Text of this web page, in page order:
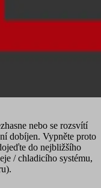
nebo se rozsvítí
dobíjen. Vypněte proto
do nejbližšího
/ chladicího systému,